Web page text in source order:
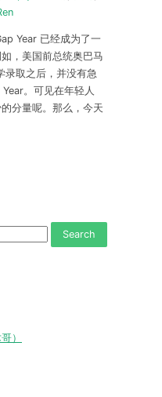
Year 已经成为了一
，美国前总统奥巴马
录取之后，并没有急
。可见在年轻人
分量呢。那么，今天
）